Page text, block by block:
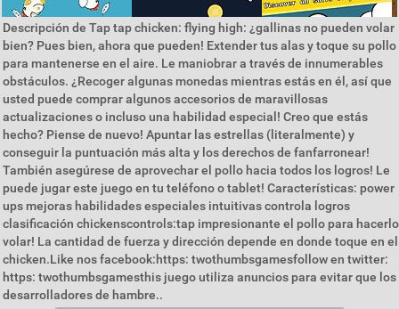
Descripción de Tap tap chicken: flying high: ¿gallinas no pueden volar
bien? Pues bien, ahora que pueden! Extender tus alas y toque su pollo
para mantenerse en el aire. Le maniobrar a través de innumerables
obstáculos. ¿Recoger algunas monedas mientras estás en él, así que
usted puede comprar algunos accesorios de maravillosas
actualizaciones o incluso una habilidad especial! Creo que estás
hecho? Piense de nuevo! Apuntar las estrellas (literalmente) y
conseguir la puntuación más alta y los derechos de fanfarronear!
También asegúrese de aprovechar el pollo hacia todos los logros! Le
puede jugar este juego en tu teléfono o tablet! Características: power
ups mejoras habilidades especiales intuitivas controla logros
clasificación chickenscontrols:tap impresionante el pollo para hacerlo
volar! La cantidad de fuerza y dirección depende en donde toque en el
chicken.Like nos facebook:https: twothumbsgamesfollow en twitter:
https: twothumbsgamesthis juego utiliza anuncios para evitar que los
desarrolladores de hambre..